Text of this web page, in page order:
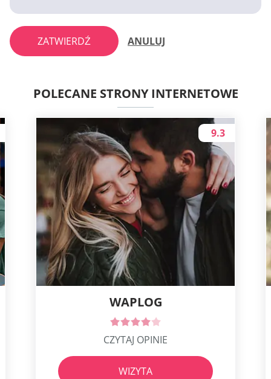
ZATWIERDŹ ANULUJ
POLECANE STRONY INTERNETOWE
WAPLOG
9.3
CZYTAJ OPINIE
WIZYTA